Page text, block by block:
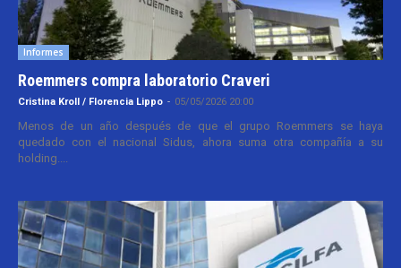
Informes
Roemmers compra laboratorio Craveri
Cristina Kroll / Florencia Lippo - 05/05/2026 20:00
Menos de un año después de que el grupo Roemmers se haya
quedado con el nacional Sidus, ahora suma otra compañía a su
holding....